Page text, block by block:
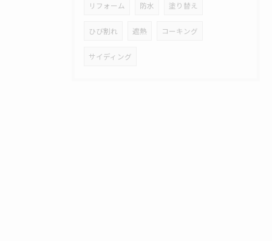
リフォーム 防水 塗り替え
ひび割れ 遮熱 コーキング
サイディング